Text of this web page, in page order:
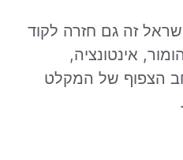
זה גם חזרה לקוד
אינטונציה,
הצפוף של המקלט